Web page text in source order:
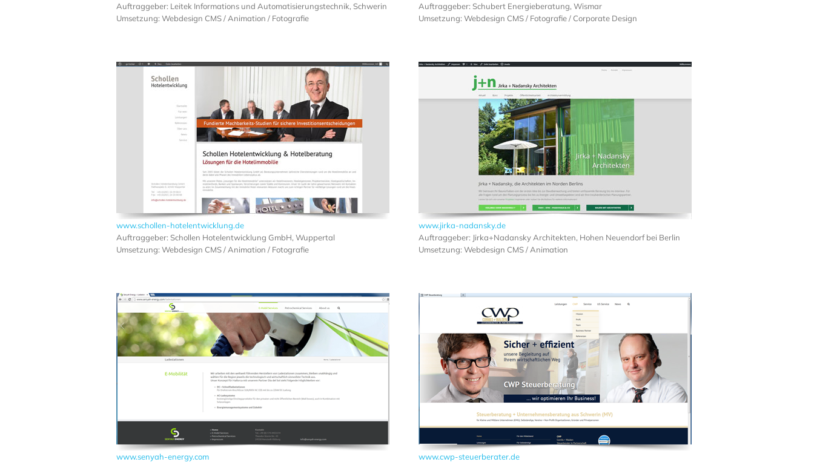
Auftraggeber: Leitek Informations und Automatisierungstechnik, Schwerin
Umsetzung: Webdesign CMS / Animation / Fotografie
Auftraggeber: Schubert Energieberatung, Wismar
Umsetzung: Webdesign CMS / Fotografie / Corporate Design
www.schollen-hotelentwicklung.de
Auftraggeber: Schollen Hotelentwicklung GmbH, Wuppertal
Umsetzung: Webdesign CMS / Animation / Fotografie
www.jirka-nadansky.de
Auftraggeber: Jirka+Nadansky Architekten, Hohen Neuendorf bei Berlin
Umsetzung: Webdesign CMS / Animation
www.senyah-energy.com
www.cwp-steuerberater.de